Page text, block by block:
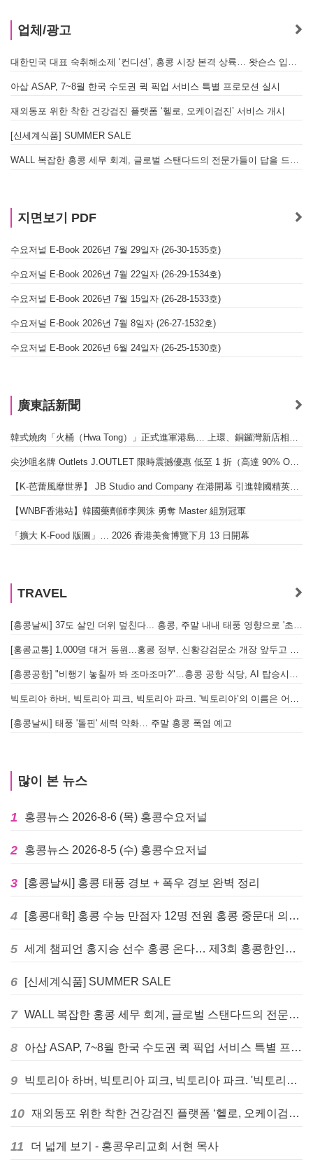
업체/광고
아삽 ASAP, 7~8월 한국 수도권 퀵 픽업 서비스 특별 프로모션 실시
재외동포 위한 착한 건강검진 플랫폼 ‘헬로, 오케이검진’ 서비스 개시
[신세계식품] SUMMER SALE
지면보기 PDF
수요저널 E-Book 2026년 7월 29일자 (26-30-1535호)
수요저널 E-Book 2026년 7월 22일자 (26-29-1534호)
수요저널 E-Book 2026년 7월 15일자 (26-28-1533호)
수요저널 E-Book 2026년 7월 8일자 (26-27-1532호)
수요저널 E-Book 2026년 6월 24일자 (26-25-1530호)
廣東話新聞
【WNBF香港站】韓國藥劑師李興洙 勇奪 Master 組別冠軍
「擴大 K-Food 版圖」… 2026 香港美食博覽下月 13 日開幕
TRAVEL
[홍콩날씨] 태풍 '돌핀' 세력 약화… 주말 홍콩 폭염 예고
많이 본 뉴스
1 홍콩뉴스 2026-8-6 (목) 홍콩수요저널
2 홍콩뉴스 2026-8-5 (수) 홍콩수요저널
3 [홍콩날씨] 홍콩 태풍 경보 + 폭우 경보 완벽 정리
4 [홍콩대학] 홍콩 수능 만점자 12명 전원 홍콩 중문대 의대 진학
5 세계 챔피언 홍지승 선수 홍콩 온다… 제3회 홍콩한인팔씨름대회 9월 12일 개최
6 [신세계식품] SUMMER SALE
7 WALL 복잡한 홍콩 세무 회계, 글로벌 스탠다드의 전문가들이 답을 드립니다! - 법인설립, 회계, 감사
8 아삽 ASAP, 7~8월 한국 수도권 퀵 픽업 서비스 특별 프로모션 실시
9 빅토리아 하버, 빅토리아 피크, 빅토리아 파크. '빅토리아’의 이름은 어떻게 온 걸까? - [이승권 원장의 생활칼럼]
10 재외동포 위한 착한 건강검진 플랫폼 ‘헬로, 오케이검진’ 서비스 개시
11 더 넓게 보기 - 홍콩우리교회 서현 목사